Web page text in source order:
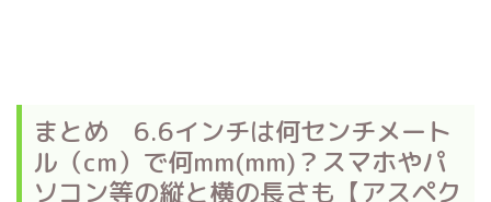
まとめ 6.6インチは何センチメート
ル（cm）で何mm(mm)？スマホやパ
ソコン等の縦と横の長さも【アスペク